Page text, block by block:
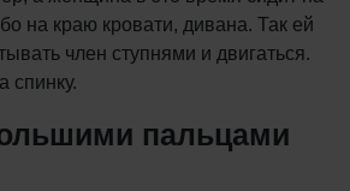
на краю кровати, дивана. Так ей
член ступнями и двигаться.
спинку.
пальцами